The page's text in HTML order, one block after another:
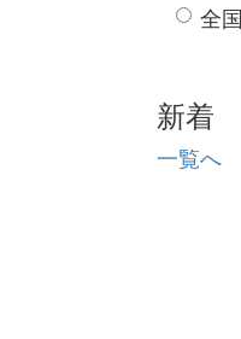
全
新着
一覧へ